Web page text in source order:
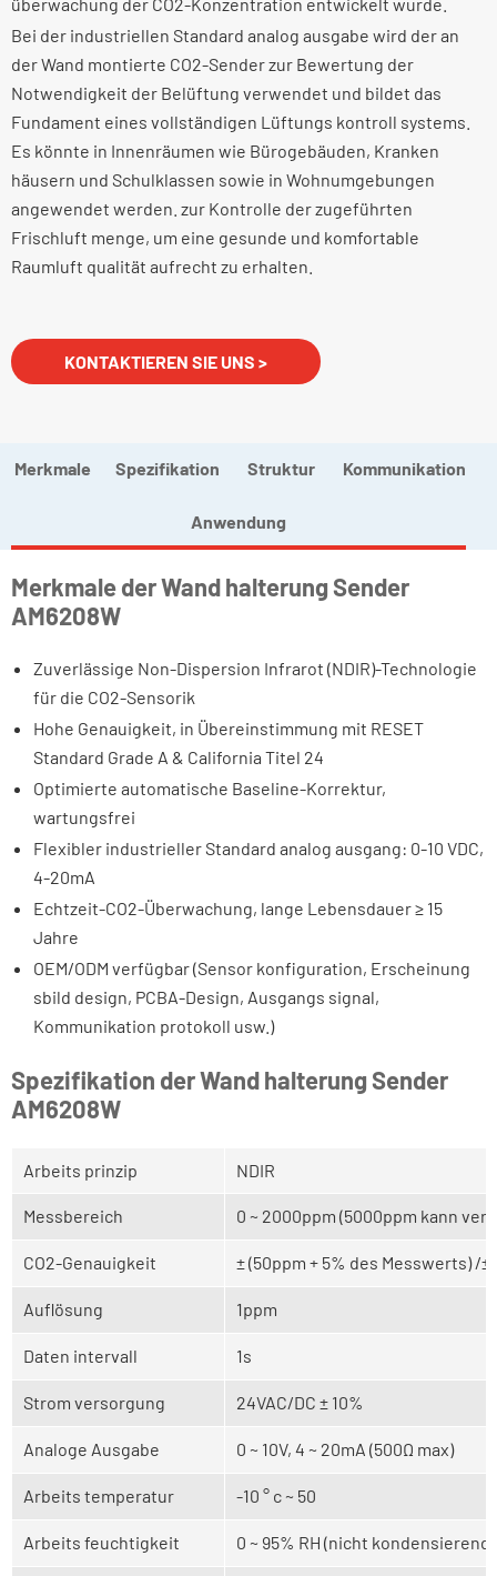
Bei der industriellen Standard analog ausgabe wird der an
der Wand montierte CO2-Sender zur Bewertung der
Notwendigkeit der Belüftung verwendet und bildet das
Fundament eines vollständigen Lüftungs kontroll systems.
Es könnte in Innenräumen wie Bürogebäuden, Kranken
häusern und Schulklassen sowie in Wohnumgebungen
angewendet werden. zur Kontrolle der zugeführten
Frischluft menge, um eine gesunde und komfortable
Raumluft qualität aufrecht zu erhalten.
KONTAKTIEREN SIE UNS >
Merkmale Spezifikation Struktur Kommunikation
Anwendung
Merkmale der Wand halterung Sender
AM6208W
Zuverlässige Non-Dispersion Infrarot (NDIR)-Technologie
für die CO2-Sensorik
Hohe Genauigkeit, in Übereinstimmung mit RESET
Standard Grade A & California Titel 24
Optimierte automatische Baseline-Korrektur,
wartungsfrei
Flexibler industrieller Standard analog ausgang: 0-10 VDC,
4-20mA
Echtzeit-CO2-Überwachung, lange Lebensdauer ≥ 15
Jahre
OEM/ODM verfügbar (Sensor konfiguration, Erscheinung
sbild design, PCBA-Design, Ausgangs signal,
Kommunikation protokoll usw.)
Spezifikation der Wand halterung Sender
AM6208W
Arbeits prinzip NDIR
Messbereich 0 ~ 2000ppm (5000ppm kann
CO2-Genauigkeit ± (50ppm + 5% des Messwerts) /
Auflösung 1ppm
Daten intervall 1s
Strom versorgung 24VAC/DC ± 10%
Analoge Ausgabe 0 ~ 10V, 4 ~ 20mA (500Ω max)
Arbeits temperatur -10 ° c ~ 50
Arbeits feuchtigkeit 0 ~ 95% RH (nicht kondensierend)